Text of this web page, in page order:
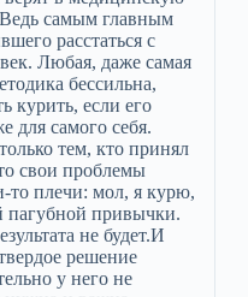
самым главным
расстаться с
Любая, даже самая
бессильна,
курить, если его
для самого себя.
тем, кто принял
свои проблемы
то плечи: мол, я курю,
пагубной привычки.
не будет.И
решение
у него не